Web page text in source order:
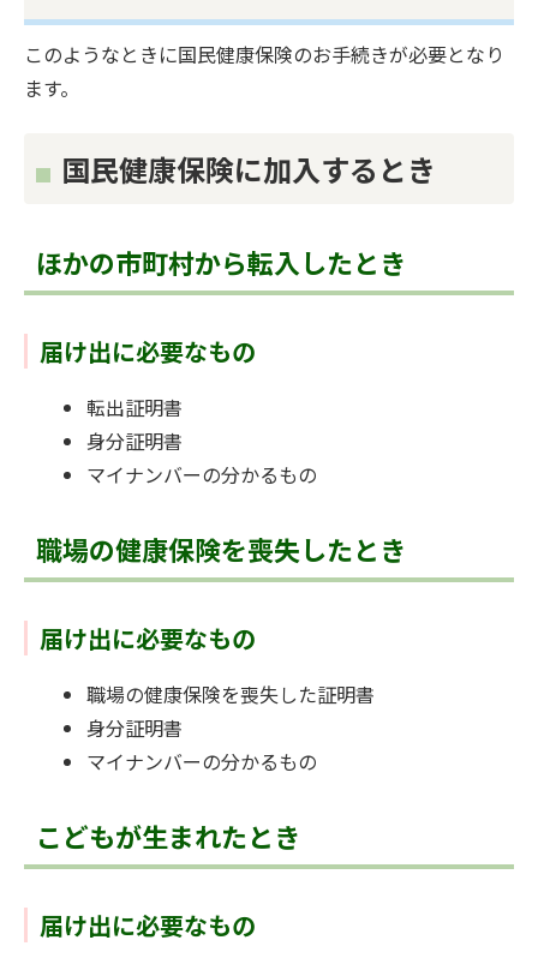
このようなときに国民健康保険のお手続きが必要となり
ます。
国民健康保険に加入するとき
ほかの市町村から転入したとき
届け出に必要なもの
転出証明書
身分証明書
マイナンバーの分かるもの
職場の健康保険を喪失したとき
届け出に必要なもの
職場の健康保険を喪失した証明書
身分証明書
マイナンバーの分かるもの
こどもが生まれたとき
届け出に必要なもの